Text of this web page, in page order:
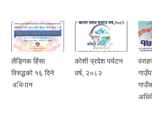
कोशी प्रदेश पर्यटन
वर्ष, २०८२
वराहपोखरी
गाउँपालिकाको